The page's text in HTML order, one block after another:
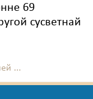
69
сусветнай
...